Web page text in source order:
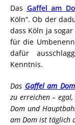
Das Gaffel am
Köln“. Ob der
dass Köln ja
für die
dafür
Kenntnis.
Das Gaffel am Dom
zu erreichen – egal,
Dom und
am Dom ist täglich